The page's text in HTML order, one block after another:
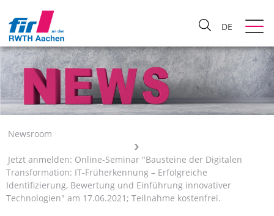
DE
Newsroom
Jetzt anmelden: Online-Seminar "Bausteine der Digitalen
Transformation: IT-Früherkennung – Erfolgreiche
Identifizierung, Bewertung und Einführung innovativer
Technologien" am 17.06.2021; Teilnahme kostenfrei.